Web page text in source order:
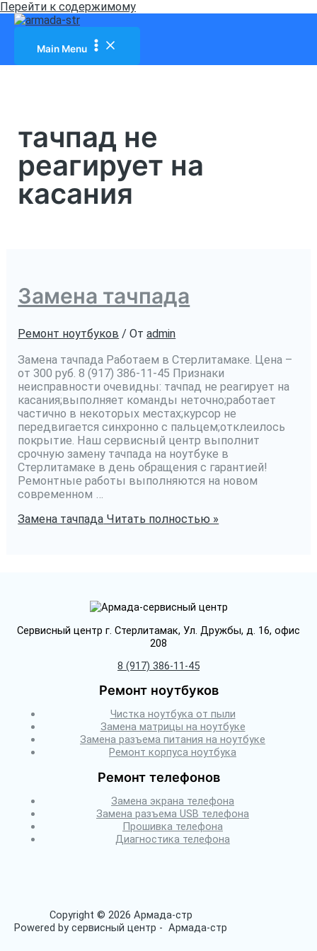
Перейти к содержимому
Main Menu
тачпад не
реагирует на
касания
Замена тачпада
Ремонт ноутбуков / От admin
Замена тачпада Работаем в Стерлитамаке. Цена –
от 300 руб. 8 (917) 386-11-45 Признаки
неисправности очевидны: тачпад не реагирует на
касания;выполняет команды неточно;работает
частично в некоторых местах;курсор не
передвигается синхронно с пальцем;отклеилось
покрытие. Наш сервисный центр выполнит
срочную замену тачпада на ноутбуке в
Стерлитамаке в день обращения с гарантией!
Ремонтные работы выполняются на новом
современном …
Замена тачпада Читать полностью »
Сервисный центр г. Стерлитамак, Ул. Дружбы, д. 16, офис
208
8 (917) 386-11-45
Ремонт ноутбуков
Чистка ноутбука от пыли
Замена матрицы на ноутбуке
Замена разъема питания на ноутбуке
Ремонт корпуса ноутбука
Ремонт телефонов
Замена экрана телефона
Замена разъема USB телефона
Прошивка телефона
Диагностика телефона
Copyright © 2026 Армада-стр
Powered by сервисный центр - Армада-стр